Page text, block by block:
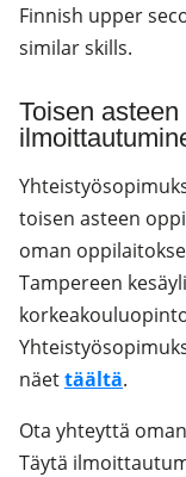
Finnish upper
similar skills.
Toisen
toisen asteen
oman
Tampereen
näettäältä.
Ota yhteyttä
Täytä